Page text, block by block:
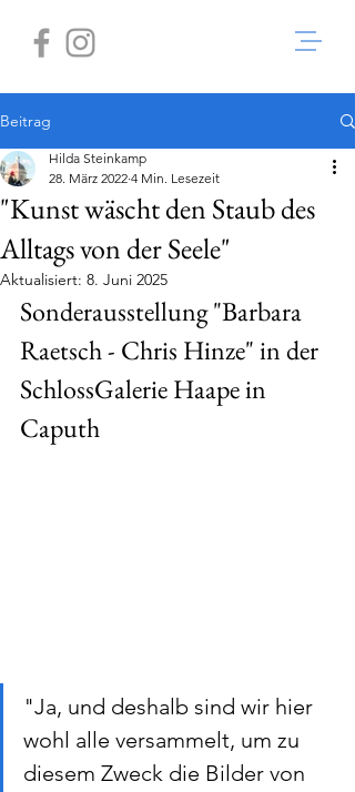
Beitrag
"Kunst wäscht den Staub des
Alltags von der Seele"
Hilda Steinkamp
28. März 2022 4 Min. Lesezeit
Aktualisiert: 8. Juni 2025
Sonderausstellung "Barbara
Raetsch - Chris Hinze" in der
SchlossGalerie Haape in
Caputh
"Ja, und deshalb sind wir hier
wohl alle versammelt, um zu
diesem Zweck die Bilder von